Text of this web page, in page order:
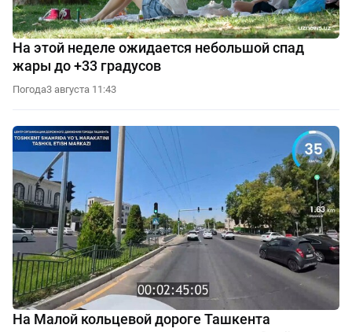
На этой неделе ожидается небольшой спад
жары до +33 градусов
Погода3 августа 11:43
На Малой кольцевой дороге Ташкента